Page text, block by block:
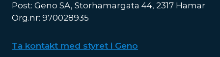
Post: Geno SA, Storhamargata 44, 2317 Hamar
Org.nr: 970028935
Ta kontakt med styret i Geno